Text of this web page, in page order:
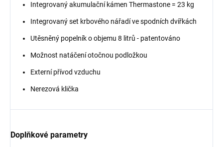
Integrovaný akumulační kámen Thermastone = 23 kg
Integrovaný set krbového nářadí ve spodních dvířkách
Utěsněný popelník o objemu 8 litrů - patentováno
Možnost natáčení otočnou podložkou
Externí přívod vzduchu
Nerezová klička
Doplňkové parametry